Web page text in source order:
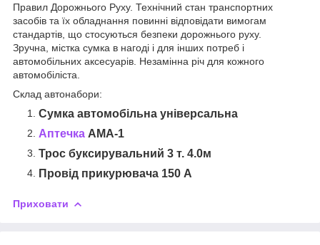
Правил Дорожнього Руху. Технічний стан транспортних
засобів та їх обладнання повинні відповідати вимогам
стандартів, що стосуються безпеки дорожнього руху.
Зручна, містка сумка в нагоді і для інших потреб і
автомобільних аксесуарів. Незамінна річ для кожного
автомобіліста.
Склад автонабори:
Сумка автомобільна універсальна
Аптечка АМА-1
Трос буксирувальний 3 т. 4.0м
Провід прикурювача 150 А
Приховати